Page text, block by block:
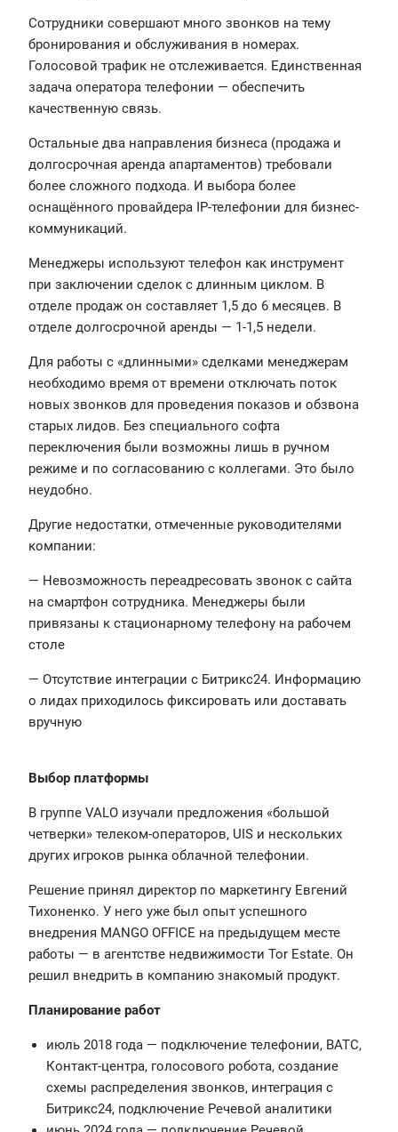
Сотрудники совершают много звонков на тему
бронирования и обслуживания в номерах.
Голосовой трафик не отслеживается. Единственная
задача оператора телефонии — обеспечить
качественную связь.
Остальные два направления бизнеса (продажа и
долгосрочная аренда апартаментов) требовали
более сложного подхода. И выбора более
оснащённого провайдера IP-телефонии для бизнес-
коммуникаций.
Менеджеры используют телефон как инструмент
при заключении сделок с длинным циклом. В
отделе продаж он составляет 1,5 до 6 месяцев. В
отделе долгосрочной аренды — 1-1,5 недели.
Для работы с «длинными» сделками менеджерам
необходимо время от времени отключать поток
новых звонков для проведения показов и обзвона
старых лидов. Без специального софта
переключения были возможны лишь в ручном
режиме и по согласованию с коллегами. Это было
неудобно.
Другие недостатки, отмеченные руководителями
компании:
— Невозможность переадресовать звонок с сайта
на смартфон сотрудника. Менеджеры были
привязаны к стационарному телефону на рабочем
столе
— Отсутствие интеграции с Битрикс24. Информацию
о лидах приходилось фиксировать или доставать
вручную
Выбор платформы
В группе VALO изучали предложения «большой
четверки» телеком-операторов, UIS и нескольких
других игроков рынка облачной телефонии.
Решение принял директор по маркетингу Евгений
Тихоненко. У него уже был опыт успешного
внедрения MANGO OFFICE на предыдущем месте
работы — в агентстве недвижимости Tor Estate. Он
решил внедрить в компанию знакомый продукт.
Планирование работ
июль 2018 года — подключение телефонии, ВАТС,
Контакт-центра, голосового робота, создание
схемы распределения звонков, интеграция с
Битрикс24, подключение Речевой аналитики